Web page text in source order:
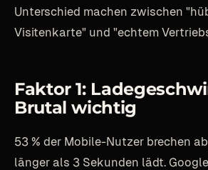
Unterschied machen zwischen
Visitenkarte" und "echtem
Faktor 1:
Brutal wichtig
53 % der Mobile-Nutzer brechen
länger als 3 Sekunden lädt.